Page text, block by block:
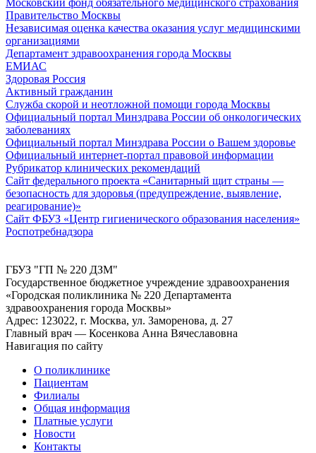
Правительство Москвы
Независимая оценка качества оказания услуг медицинскими
организациями
Департамент здравоохранения города Москвы
ЕМИАС
Здоровая Россия
Активный гражданин
Служба скорой и неотложной помощи города Москвы
Официальный портал Минздрава России об онкологических
заболеваниях
Официальный портал Минздрава России о Вашем здоровье
Официальный интернет-портал правовой информации
Рубрикатор клинических рекомендаций
Сайт федерального проекта «Санитарный щит страны —
безопасность для здоровья (предупреждение, выявление,
реагирование)»
Сайт ФБУЗ «Центр гигиенического образования населения»
Роспотребнадзора
ГБУЗ "ГП № 220 ДЗМ"
Государственное бюджетное учреждение здравоохранения
«Городская поликлиника № 220 Департамента
здравоохранения города Москвы»
Адрес: 123022, г. Москва, ул. Заморенова, д. 27
Главный врач — Косенкова Анна Вячеславовна
Навигация по сайту
О поликлинике
Пациентам
Филиалы
Общая информация
Платные услуги
Новости
Контакты